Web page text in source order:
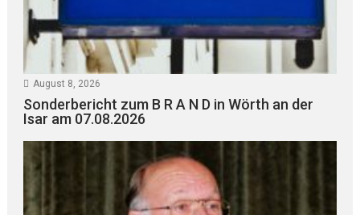
August 8, 2026
Sonderbericht zum B R A N D in Wörth an der
Isar am 07.08.2026